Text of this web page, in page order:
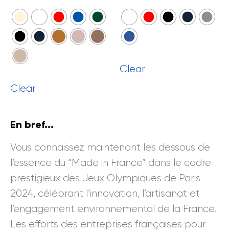
Clear
Clear
En bref...
Vous connaissez maintenant les dessous de
l’essence du “Made in France” dans le cadre
prestigieux des Jeux Olympiques de Paris
2024, célébrant l’innovation, l’artisanat et
l’engagement environnemental de la France.
Les efforts des entreprises françaises pour